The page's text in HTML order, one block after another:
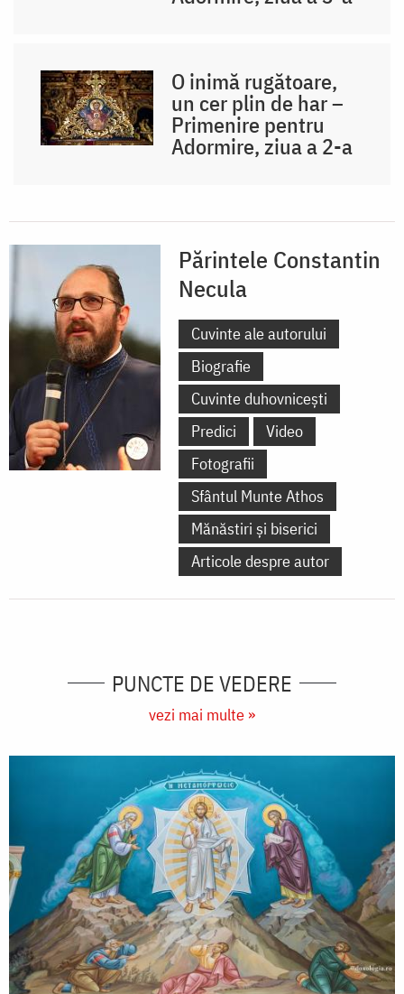
O inimă rugătoare,
un cer plin de har –
Primenire pentru
Adormire, ziua a 2-a
Părintele Constantin
Necula
Cuvinte ale autorului
Biografie
Cuvinte duhovnicești
Predici
Video
Fotografii
Sfântul Munte Athos
Mănăstiri și biserici
Articole despre autor
PUNCTE DE VEDERE
vezi mai multe »